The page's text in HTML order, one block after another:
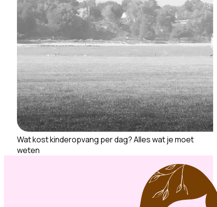
Wat kost kinderopvang per dag? Alles wat je moet
weten